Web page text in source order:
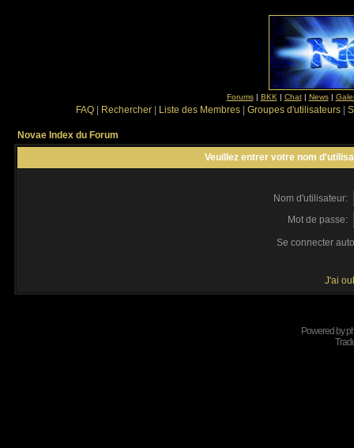
Forums| BKK | Chat| News|
FAQ Rechercher Liste des Membres Groupes d'utilisateurs
Novae Index du Forum
Veuillez entrer votre nom
Nom d'utilisateur:
Mot de passe:
Se connecter
J'ai
Powered by